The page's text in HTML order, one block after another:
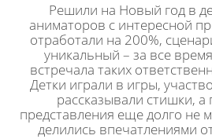
Решили на Новый год в
аниматоров с интересной
отработали на 200%,
уникальный – за все
встречала таких
Детки играли в игры,
рассказывали стишки,
представления еще долго не
делились впечатлениями